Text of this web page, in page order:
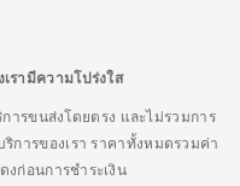
รามีความโปร่งใส
ารขนส่งโดยตรง และไม่รวมการ
การของเรา ราคาทั้งหมดรวมค่า
งก่อนการชำระเงิน